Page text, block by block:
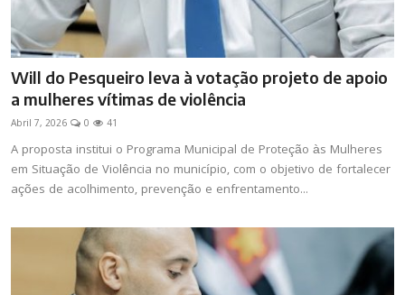
Will do Pesqueiro leva à votação projeto de apoio
a mulheres vítimas de violência
Abril 7, 2026 0 41
A proposta institui o Programa Municipal de Proteção às Mulheres
em Situação de Violência no município, com o objetivo de fortalecer
ações de acolhimento, prevenção e enfrentamento...